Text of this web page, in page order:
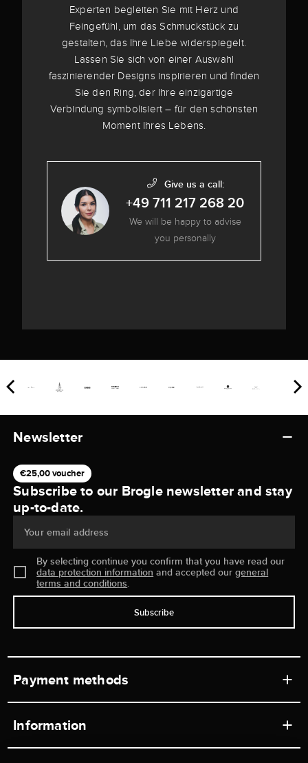
Experten begleiten Sie mit Herz und
Feingefühl, um das Schmuckstück zu
gestalten, das Ihre Liebe widerspiegelt.
Lassen Sie sich von einer Auswahl
faszinierender Designs inspirieren und finden
Sie den Ring, der Ihre einzigartige
Verbindung symbolisiert – für den schönsten
Moment Ihres Lebens.
Give us a call:
+49 711 217 268 20
We will be happy to advise
you personally
Newsletter
€25,00 voucher
Subscribe to our Brogle newsletter and stay
up-to-date.
Your email address
By selecting continue you confirm that you have read our
data protection information and accepted ourgeneral
terms and conditions.
Subscribe
Payment methods
Information